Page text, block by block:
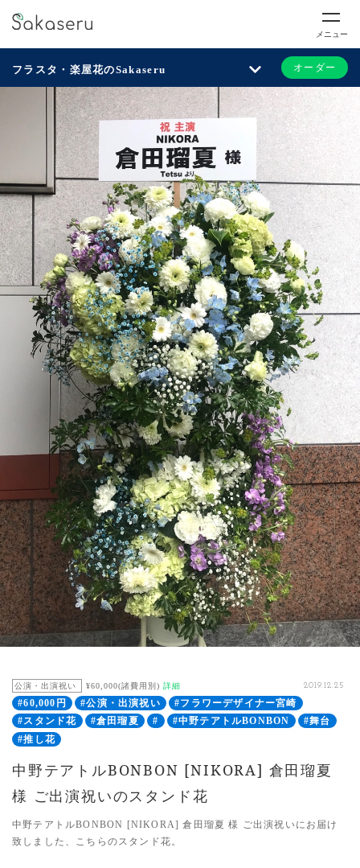
メニュー
フラスタ・楽屋花のSakaseru オーダー
公演・出演祝い ¥60,000(諸費用別) 詳細 2019.12.25
#60,000円 #公演・出演祝い
#フラワーデザイナー宮崎
#スタンド花
#倉田瑠夏 # #中野テアトルBONBON
#舞台
#推し花
中野テアトルBONBON [NIKORA] 倉田瑠夏
様 ご出演祝いのスタンド花
中野テアトルBONBON [NIKORA] 倉田瑠夏 様 ご出演祝いにお届け
致しました、こちらのスタンド花。